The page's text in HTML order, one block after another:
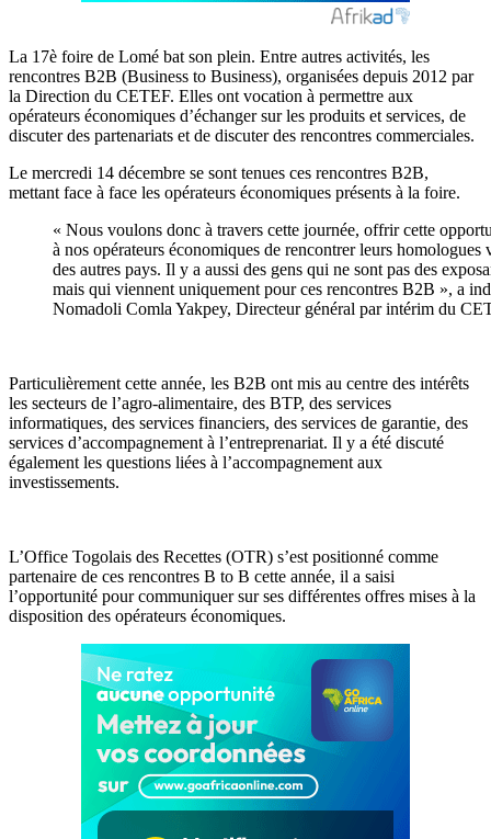
La 17è foire de Lomé bat son plein. Entre autres activités, les
rencontres B2B (Business to Business), organisées depuis 2012 par
la Direction du CETEF. Elles ont vocation à permettre aux
opérateurs économiques d’échanger sur les produits et services, de
discuter des partenariats et de discuter des rencontres commerciales.
Le mercredi 14 décembre se sont tenues ces rencontres B2B,
mettant face à face les opérateurs économiques présents à la foire.
« Nous voulons donc à travers cette journée, offrir cette
à nos opérateurs économiques de rencontrer leurs homologues
des autres pays. Il y a aussi des gens qui ne sont pas des
mais qui viennent uniquement pour ces rencontres B2B », a
Nomadoli Comla Yakpey, Directeur général par intérim du
Particulièrement cette année, les B2B ont mis au centre des intérêts
les secteurs de l’agro-alimentaire, des BTP, des services
informatiques, des services financiers, des services de garantie, des
services d’accompagnement à l’entreprenariat. Il y a été discuté
également les questions liées à l’accompagnement aux
investissements.
L’Office Togolais des Recettes (OTR) s’est positionné comme
partenaire de ces rencontres B to B cette année, il a saisi
l’opportunité pour communiquer sur ses différentes offres mises à la
disposition des opérateurs économiques.